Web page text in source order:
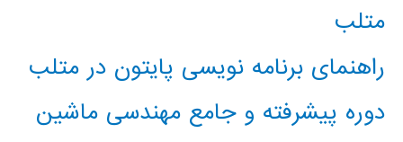
متلب
راهنمای برنامه نویسی پایتون در متلب
دوره پیشرفته و جامع مهندسی ماشین